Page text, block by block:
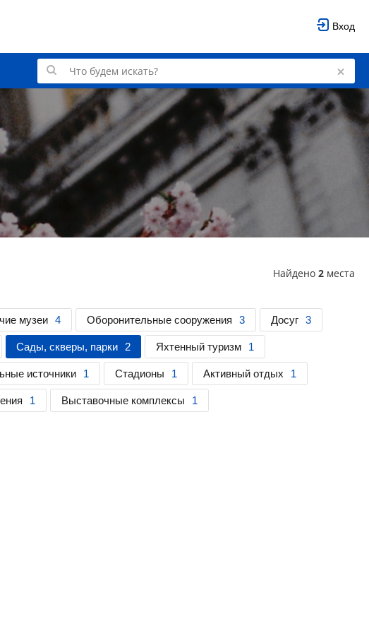
Вход
Найдено 2 места
музеи 4 Оборонительные сооружения 3 Досуг 3
Сады, скверы, парки 2 Яхтенный туризм 1
источники 1 Стадионы 1 Активный отдых 1
1 Выставочные комплексы 1